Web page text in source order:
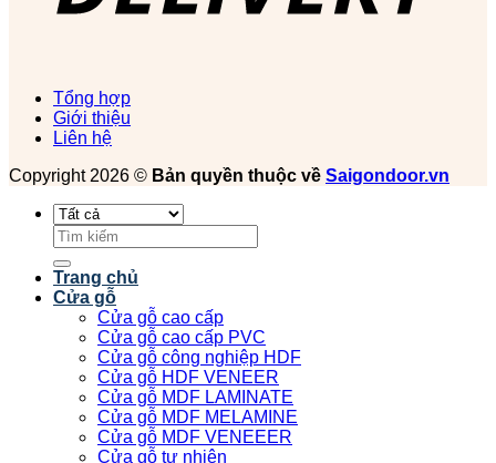
Tổng hợp
Giới thiệu
Liên hệ
Copyright 2026 © Bản quyền thuộc về Saigondoor.vn
Tìm
kiếm:
Trang chủ
Cửa gỗ
Cửa gỗ cao cấp
Cửa gỗ cao cấp PVC
Cửa gỗ công nghiệp HDF
Cửa gỗ HDF VENEER
Cửa gỗ MDF LAMINATE
Cửa gỗ MDF MELAMINE
Cửa gỗ MDF VENEEER
Cửa gỗ tự nhiên